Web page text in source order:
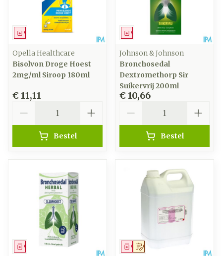
Geneesmiddel
Opella Healthcare
Bisolvon Droge Hoest
2mg/ml Siroop 180ml
€ 11,11
Bestel
Geneesmiddel
Johnson & Johnson
Bronchosedal
Dextromethorp Sir
Suikervrij 200ml
€ 10,66
Bestel
Geneesmiddel Op voorschrift
Geneesmiddel